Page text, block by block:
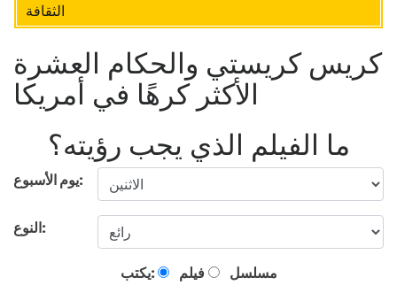
الثقافة
كريس كريستي والحكام العشرة
الأكثر كرهًا في أمريكا
ما الفيلم الذي يجب رؤيته؟
يوم الأسبوع:
النوع:
يكتب: فيلم مسلسل